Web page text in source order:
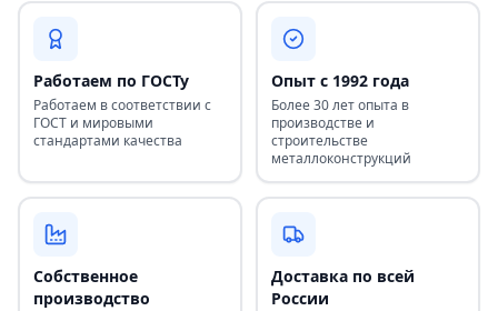
Работаем по ГОСТу
Работаем в соответствии с
ГОСТ и мировыми
стандартами качества
Опыт с 1992 года
Более 30 лет опыта в
производстве и
строительстве
металлоконструкций
Собственное
производство
Доставка по всей
России